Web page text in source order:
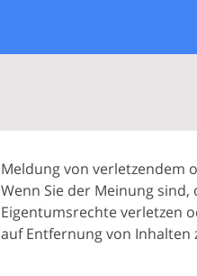
Meldung von verletzendem
Wenn Sie der Meinung
Eigentumsrechte verletzen
auf Entfernung von Inhalten